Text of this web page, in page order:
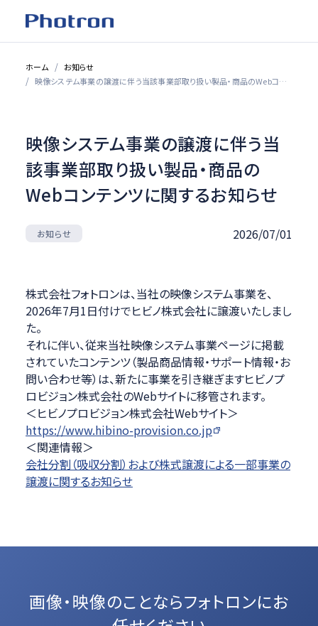
ホーム
お知らせ
映像システム事業の譲渡に伴う当該事業部取り扱い製品・商品のWebコンテンツに関するお知らせ
映像システム事業の譲渡に伴う当
該事業部取り扱い製品・商品の
Webコンテンツに関するお知らせ
お知らせ 2026/07/01
株式会社フォトロンは、当社の映像システム事業を、
2026年7月1日付けでヒビノ株式会社に譲渡いたしまし
た。
それに伴い、従来当社映像システム事業ページに掲載
されていたコンテンツ（製品商品情報・サポート情報・お
問い合わせ等）は、新たに事業を引き継ぎますヒビノプ
ロビジョン株式会社のWebサイトに移管されます。
＜ヒビノプロビジョン株式会社Webサイト＞
https://www.hibino-provision.co.jp
＜関連情報＞
会社分割（吸収分割）および株式譲渡による一部事業の
譲渡に関するお知らせ
画像・映像のことならフォトロンにお